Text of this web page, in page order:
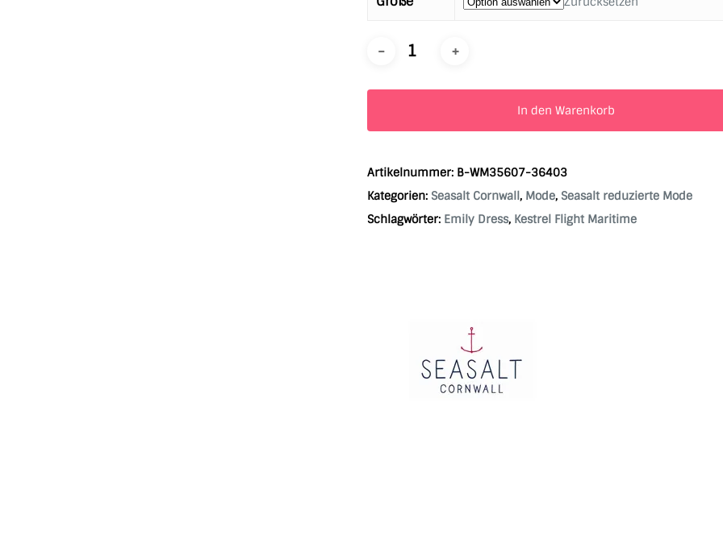
In den Warenkorb
Artikelnummer: B-WM35607-36403
Kategorien: Seasalt Cornwall, Mode, Seasalt reduzierte Mode
Schlagwörter: Emily Dress, Kestrel Flight Maritime